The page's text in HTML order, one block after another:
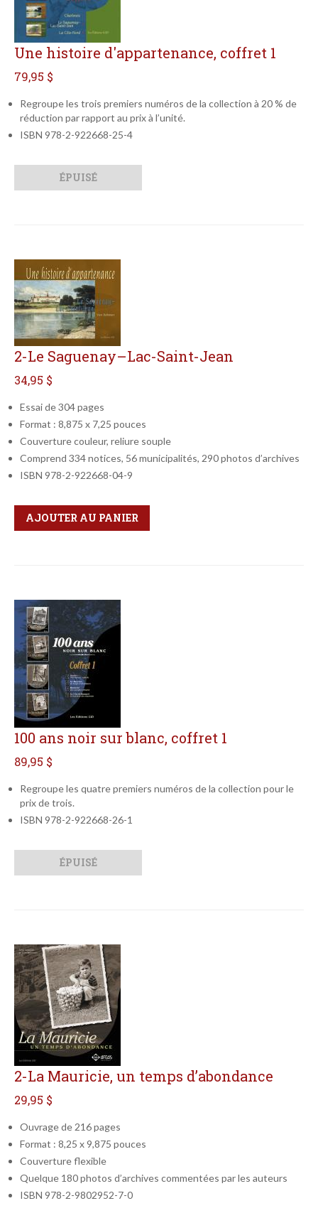
Une histoire d'appartenance, coffret 1
79,95 $
Regroupe les trois premiers numéros de la collection à 20 % de
réduction par rapport au prix à l’unité.
ISBN 978-2-922668-25-4
ÉPUISÉ
2-Le Saguenay–Lac-Saint-Jean
34,95 $
Essai de 304 pages
Format : 8,875 x 7,25 pouces
Couverture couleur, reliure souple
Comprend 334 notices, 56 municipalités, 290 photos d’archives
ISBN 978-2-922668-04-9
Qté
Format
AJOUTER AU PANIER
100 ans noir sur blanc, coffret 1
89,95 $
Regroupe les quatre premiers numéros de la collection pour le
prix de trois.
ISBN 978-2-922668-26-1
ÉPUISÉ
2-La Mauricie, un temps d’abondance
29,95 $
Ouvrage de 216 pages
Format : 8,25 x 9,875 pouces
Couverture flexible
Quelque 180 photos d’archives commentées par les auteurs
ISBN 978-2-9802952-7-0